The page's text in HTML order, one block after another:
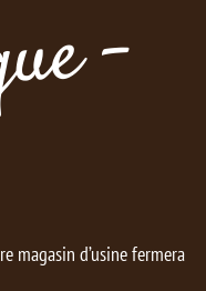
-
magasin d’usine fermera